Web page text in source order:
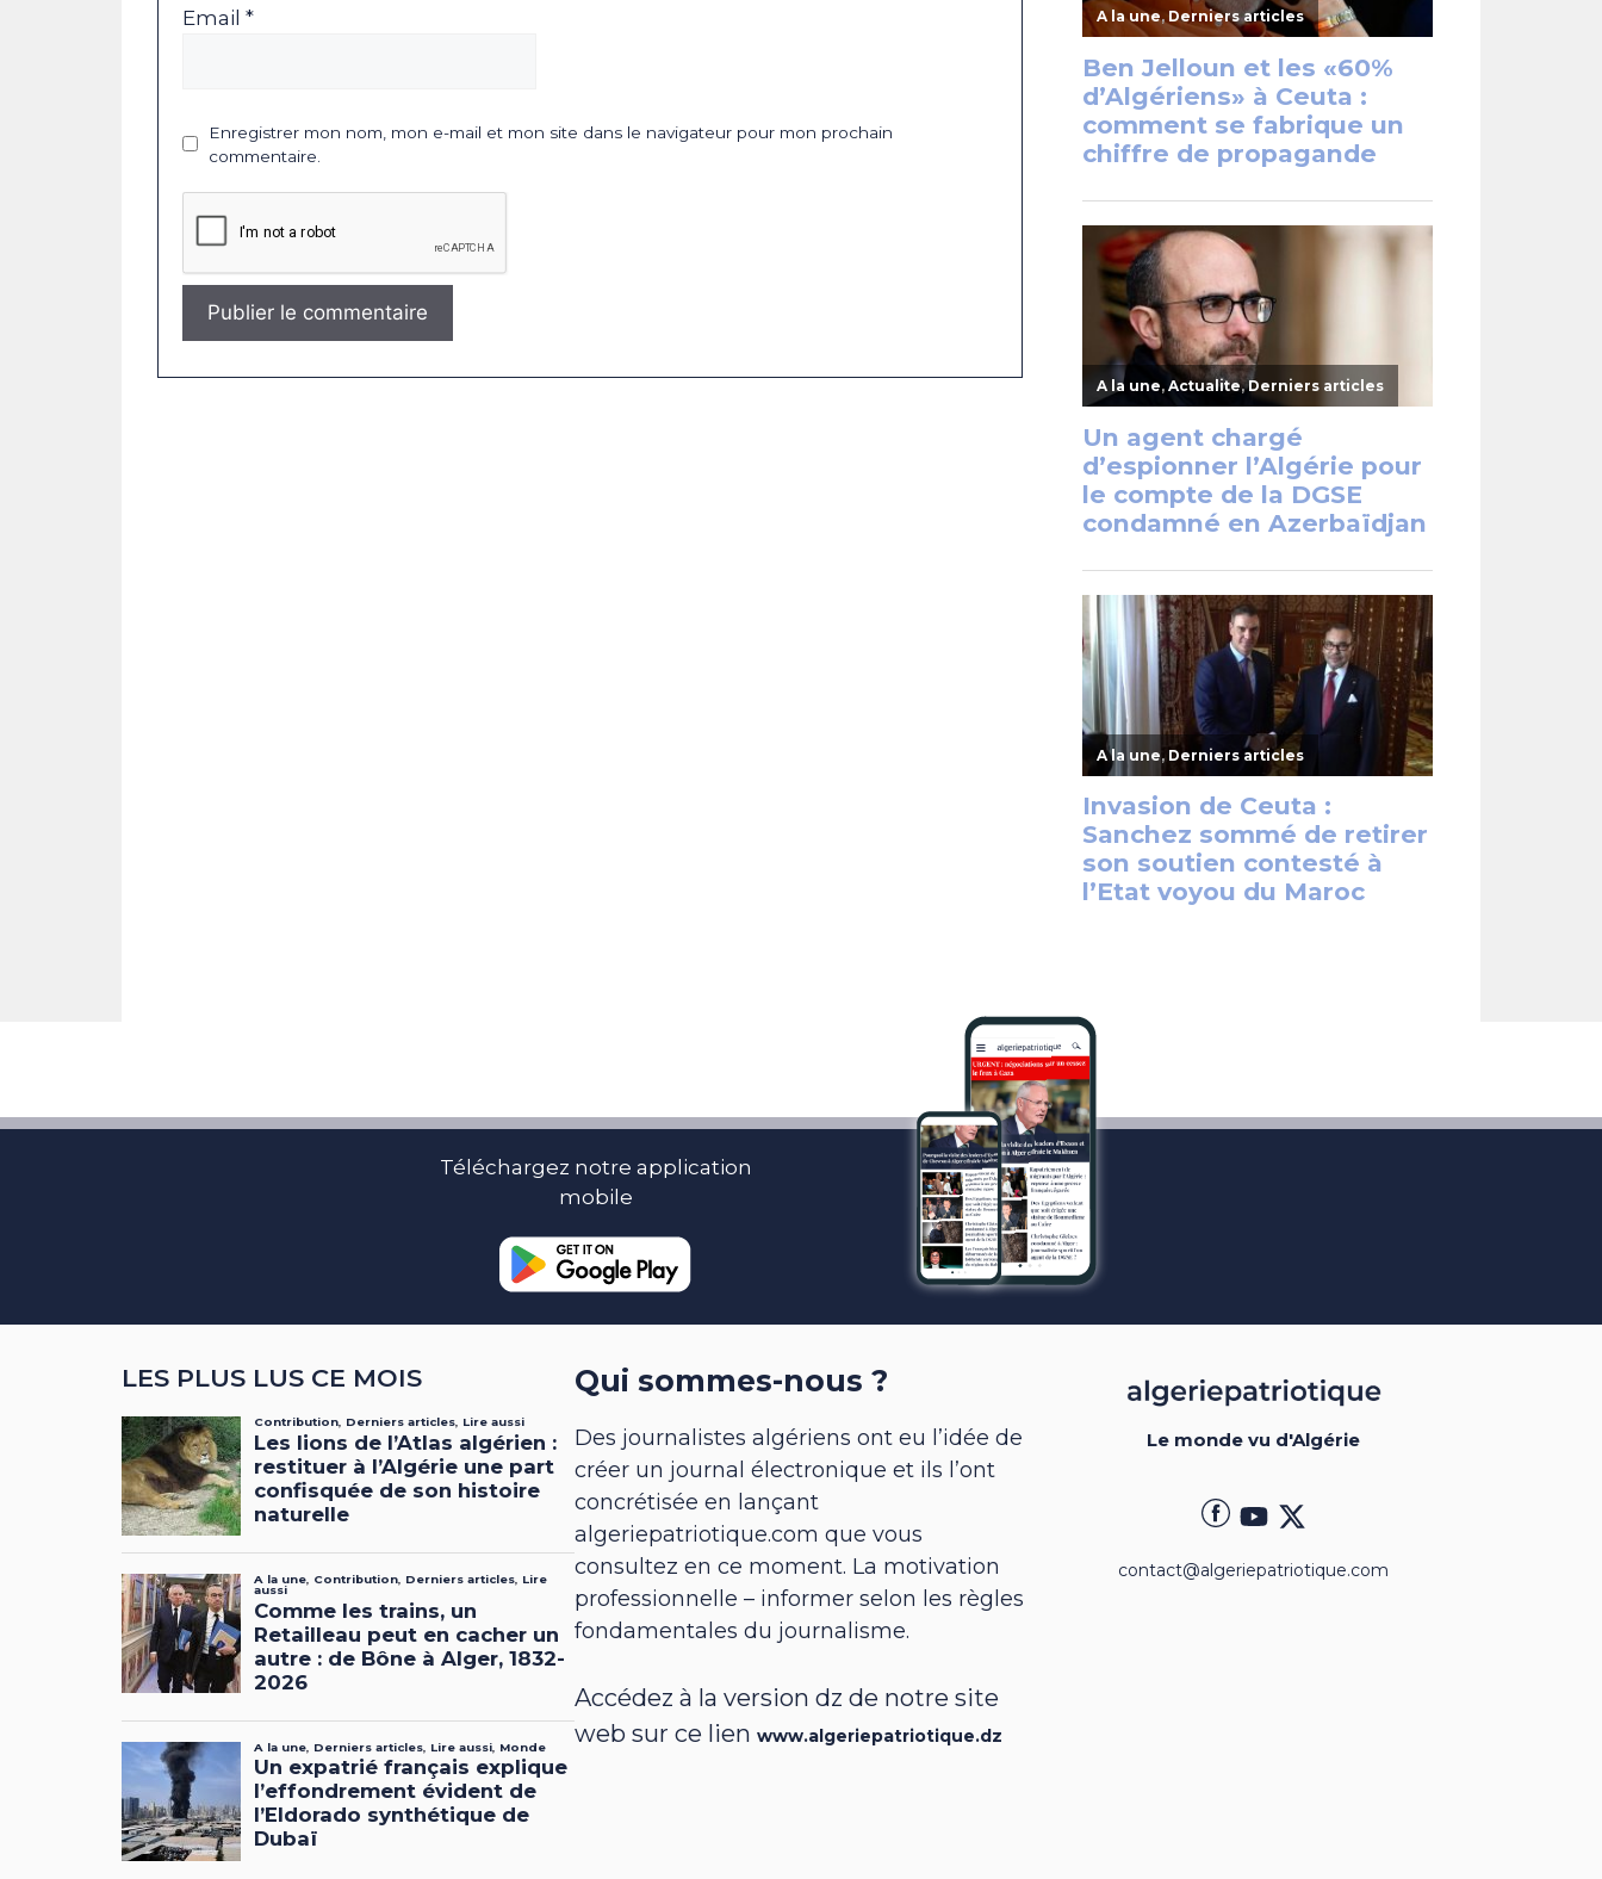
Email *
Enregistrer mon nom, mon e-mail et mon site dans le navigateur pour mon prochain
commentaire.
Téléchargez notre application
mobile
LES PLUS LUS CE MOIS Qui sommes-nous ?
Des journalistes algériens ont eu l’idée de
créer un journal électronique et ils l’ont
concrétisée en lançant
algeriepatriotique.com que vous
consultez en ce moment. La motivation
professionnelle – informer selon les règles
fondamentales du journalisme.
Accédez à la version dz de notre site
web sur ce lienwww.algeriepatriotique.dz
Le monde vu d'Algérie
contact@algeriepatriotique.com